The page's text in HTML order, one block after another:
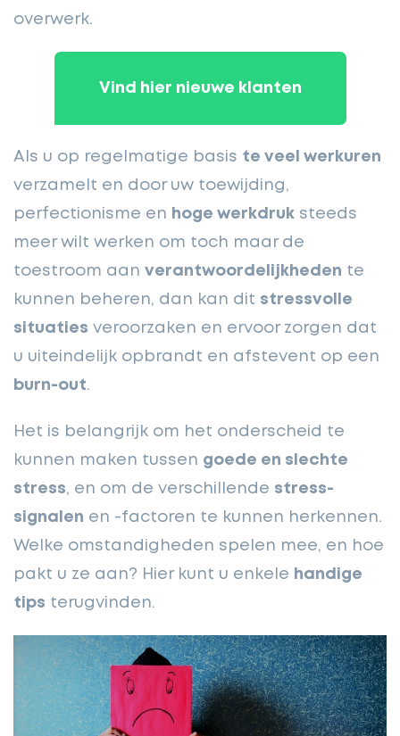
overwerk.
Vind hier nieuwe klanten
Als u op regelmatige basis te veel werkuren
verzamelt en door uw toewijding,
perfectionisme en hoge werkdruk steeds
meer wilt werken om toch maar de
toestroom aan verantwoordelijkheden te
kunnen beheren, dan kan dit stressvolle
situaties veroorzaken en ervoor zorgen dat
u uiteindelijk opbrandt en afstevent op een
burn-out.
Het is belangrijk om het onderscheid te
kunnen maken tussen goede en slechte
stress, en om de verschillende stress-
signalen en -factoren te kunnen herkennen.
Welke omstandigheden spelen mee, en hoe
pakt u ze aan? Hier kunt u enkele handige
tips terugvinden.